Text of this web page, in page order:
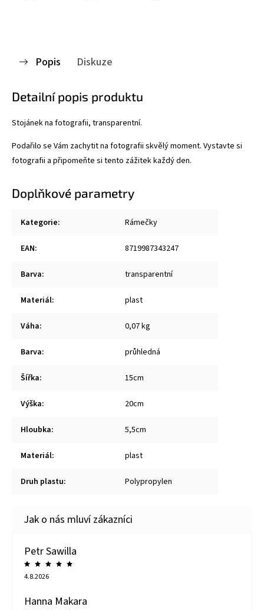
Popis Diskuze
Detailní popis produktu
Stojánek na fotografii, transparentní.
Podařilo se Vám zachytit na fotografii skvělý moment. Vystavte si
fotografii a připomeňte si tento zážitek každý den.
Doplňkové parametry
Kategorie: Rámečky
EAN: 8719987343247
Barva: transparentní
Materiál: plast
Váha: 0,07 kg
Barva: průhledná
Šířka: 15cm
Výška: 20cm
Hloubka: 5,5cm
Materiál: plast
Druh plastu: Polypropylen
Petr Sawilla
4.8.2026
Hanna Makara